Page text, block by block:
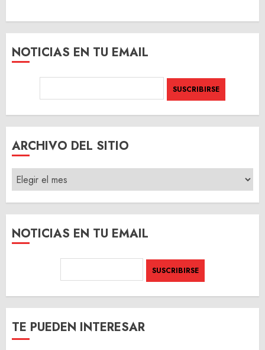
NOTICIAS EN TU EMAIL
ARCHIVO DEL SITIO
ARCHIVO
DEL
SITIO
NOTICIAS EN TU EMAIL
TE PUEDEN INTERESAR